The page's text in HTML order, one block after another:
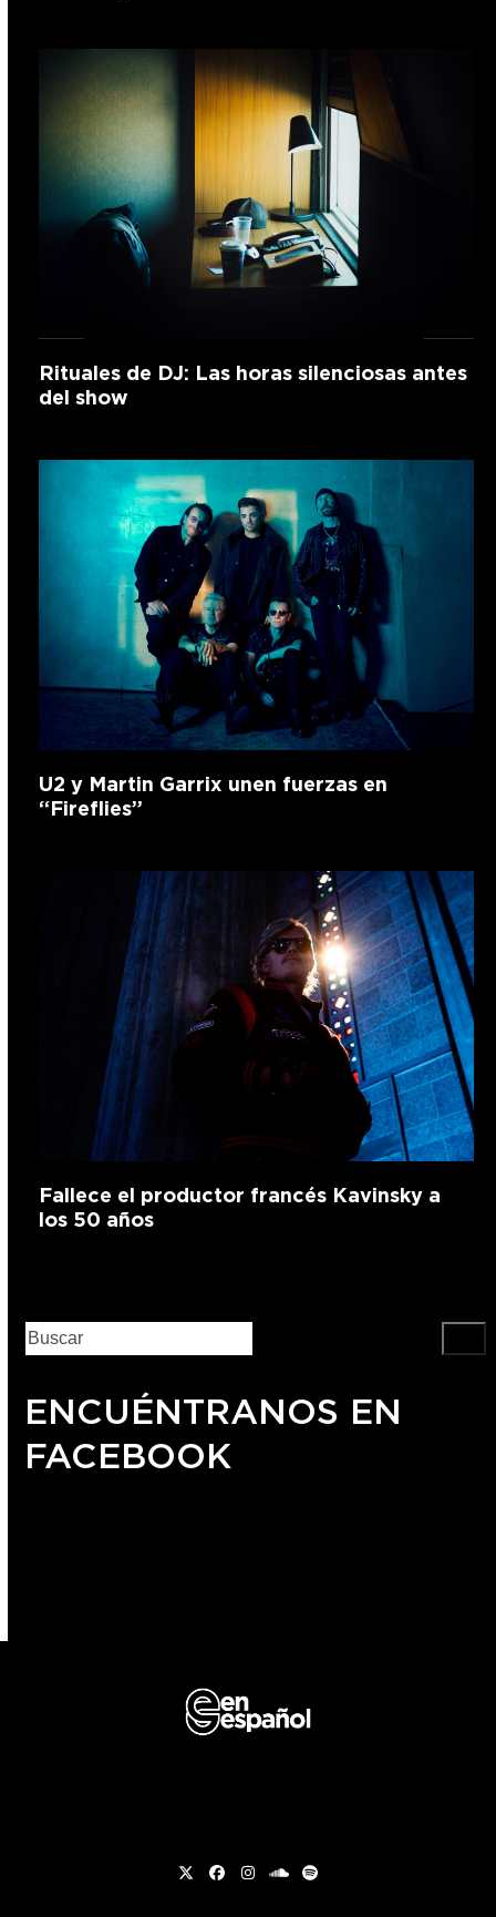
Rituales de DJ: Las horas silenciosas antes
del show
U2 y Martin Garrix unen fuerzas en
“Fireflies”
Fallece el productor francés Kavinsky a
los 50 años
ENCUÉNTRANOS EN
FACEBOOK
TwitterFacebook
Instagram
soundcloud
Spotify